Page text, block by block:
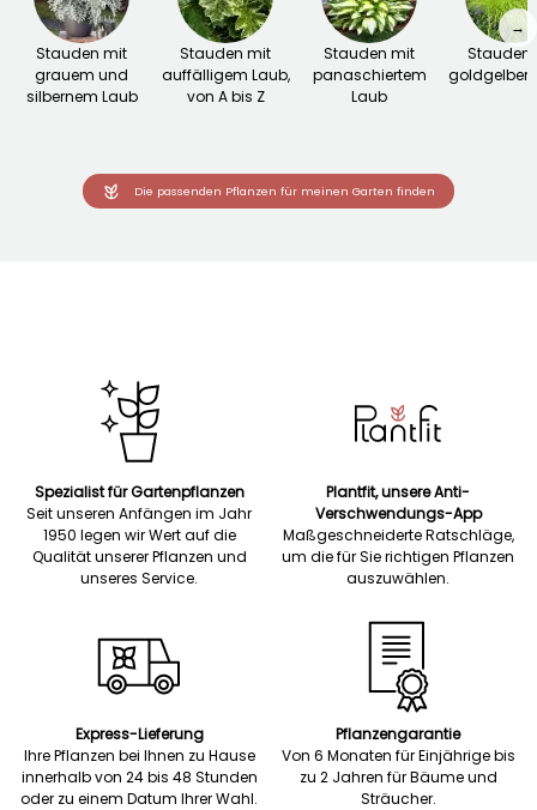
Stauden mit
grauem und
silbernem Laub
Stauden mit
auffälligem Laub,
von A bis Z
Stauden mit
panaschiertem
Laub
Stauden
→
Die passenden Pflanzen für meinen Garten finden
Spezialist für Gartenpflanzen
Seit unseren Anfängen im Jahr
1950 legen wir Wert auf die
Qualität unserer Pflanzen und
unseres Service.
Plantfit, unsere Anti-
Verschwendungs-App
Maßgeschneiderte Ratschläge,
um die für Sie richtigen Pflanzen
auszuwählen.
Express-Lieferung
Ihre Pflanzen bei Ihnen zu Hause
innerhalb von 24 bis 48 Stunden
oder zu einem Datum Ihrer Wahl.
Pflanzengarantie
Von 6 Monaten für Einjährige bis
zu 2 Jahren für Bäume und
Sträucher.